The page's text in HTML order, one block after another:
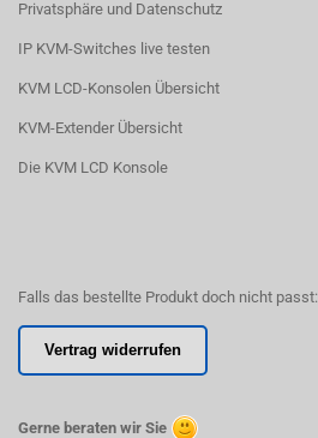
Privatsphäre und Datenschutz
IP KVM-Switches live testen
KVM LCD-Konsolen Übersicht
KVM-Extender Übersicht
Die KVM LCD Konsole
Falls das bestellte Produkt doch nicht passt:
Vertrag widerrufen
Gerne beraten wir Sie